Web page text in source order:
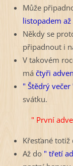
Může
listopadem
Někdy se
připadnout i
V takovém
má čtyři
" Štědrý večer
svátku.
" První
Křesťané totiž
Až do" třetí